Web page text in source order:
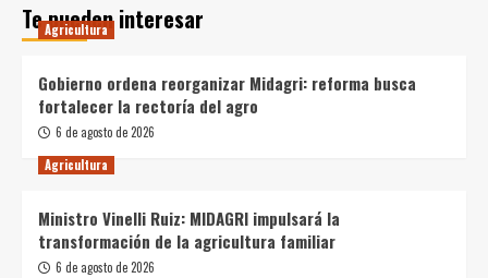
Te pueden interesar
Agricultura
Gobierno ordena reorganizar Midagri: reforma busca
fortalecer la rectoría del agro
6 de agosto de 2026
Agricultura
Ministro Vinelli Ruiz: MIDAGRI impulsará la
transformación de la agricultura familiar
6 de agosto de 2026